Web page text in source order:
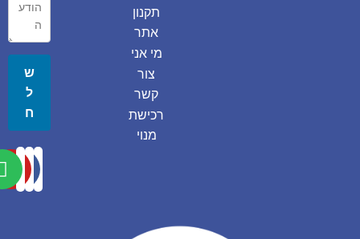
תקנון
אתר
מי אני
צור
קשר
רכישת
מנוי
ש
ל
ח